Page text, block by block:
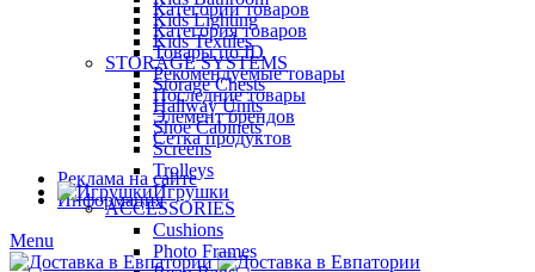
Категории товаров
Категория товаров
Товары по ID
Рекомендуемые товары
Последние товары
Элемент брендов
Сетка продуктов
Реклама на сайте
Информация
Menu
Kids Lighting
Kids Textiles
STORAGE SYSTEMS
Storage Chests
Hallway Units
Shoe Cabinets
Screens
Trolleys
Игрушки
ACCESSORIES
Cushions
Photo Frames